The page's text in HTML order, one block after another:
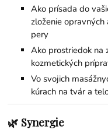
Ako prísada do
zloženie
pery
Ako prostriedok na
kozmetických
Vo svojich
kúrach na tvár a
🌿 Synergie